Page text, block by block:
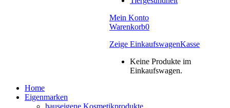
Mein Konto
Warenkorb0
Zeige EinkaufswagenKasse
Keine Produkte im
Einkaufswagen.
Home
Eigenmarken
hauseigene Kosmetikprodukte